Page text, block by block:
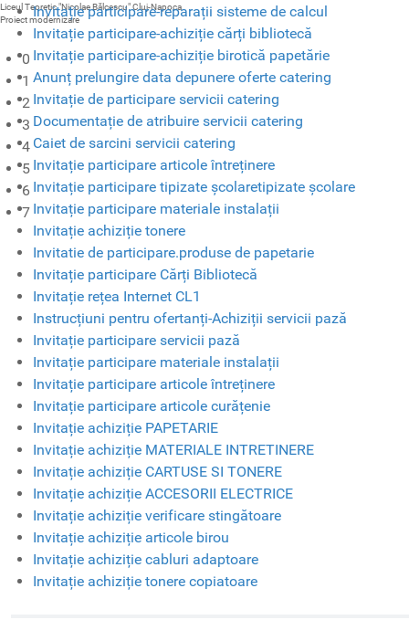
Liceul Teoretic "Nicolae Bălcescu" Cluj-Napoca
Proiect modernizare
0
1
2
3
4
5
6
7
Invitație participare-reparații sisteme de calcul
Invitație participare-achiziție cărți bibliotecă
Invitație participare-achiziție birotică papetărie
Anunț prelungire data depunere oferte catering
Invitație de participare servicii catering
Documentație de atribuire servicii catering
Caiet de sarcini servicii catering
Invitație participare articole întreținere
Invitație participare tipizate școlaretipizate școlare
Invitație participare materiale instalații
Invitație achiziție tonere
Invitatie de participare.produse de papetarie
Invitație participare Cărți Bibliotecă
Invitație rețea Internet CL1
Instrucțiuni pentru ofertanți-Achiziții servicii pază
Invitație participare servicii pază
Invitație participare materiale instalații
Invitație participare articole întreținere
Invitație participare articole curățenie
Invitație achiziție PAPETARIE
Invitație achiziție MATERIALE INTRETINERE
Invitație achiziție CARTUSE SI TONERE
Invitație achiziție ACCESORII ELECTRICE
Invitație achiziție verificare stingătoare
Invitație achiziție articole birou
Invitație achiziție cabluri adaptoare
Invitație achiziție tonere copiatoare